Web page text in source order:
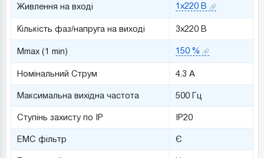
Живлення на вході 1x220 В
Кількість фаз/напруга на виході 3x220 В
Mmax (1 min) 150 %
Номінальний Струм 4.3 A
Максимальна вихідна частота 500 Гц
Ступінь захисту по IP IP20
ЕМС фільтр Є